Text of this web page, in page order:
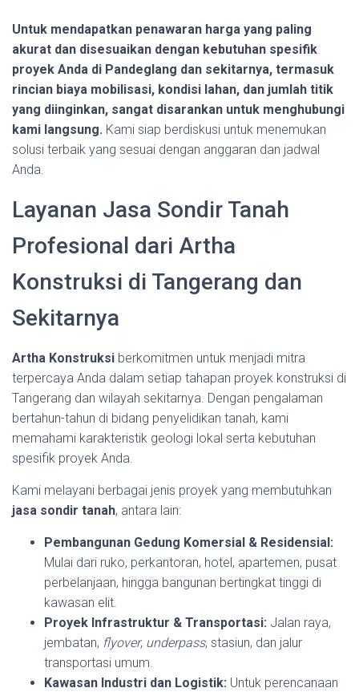
Untuk mendapatkan penawaran harga yang paling
akurat dan disesuaikan dengan kebutuhan spesifik
proyek Anda di Pandeglang dan sekitarnya, termasuk
rincian biaya mobilisasi, kondisi lahan, dan jumlah titik
yang diinginkan, sangat disarankan untuk menghubungi
kami langsung. Kami siap berdiskusi untuk menemukan
solusi terbaik yang sesuai dengan anggaran dan jadwal
Anda.
Layanan Jasa Sondir Tanah
Profesional dari Artha
Konstruksi di Tangerang dan
Sekitarnya
Artha Konstruksi berkomitmen untuk menjadi mitra
terpercaya Anda dalam setiap tahapan proyek konstruksi di
Tangerang dan wilayah sekitarnya. Dengan pengalaman
bertahun-tahun di bidang penyelidikan tanah, kami
memahami karakteristik geologi lokal serta kebutuhan
spesifik proyek Anda.
Kami melayani berbagai jenis proyek yang membutuhkan
jasa sondir tanah, antara lain:
Pembangunan Gedung Komersial & Residensial:
Mulai dari ruko, perkantoran, hotel, apartemen, pusat
perbelanjaan, hingga bangunan bertingkat tinggi di
kawasan elit.
Proyek Infrastruktur & Transportasi: Jalan raya,
jembatan, flyover, underpass, stasiun, dan jalur
transportasi umum.
Kawasan Industri dan Logistik: Untuk perencanaan